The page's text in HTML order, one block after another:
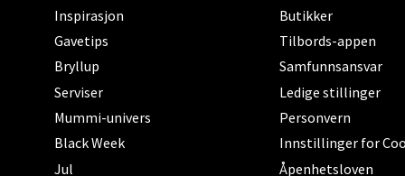
Inspirasjon
Gavetips
Bryllup
Serviser
Mummi-univers
Black Week
Jul
Butikker
Tilbords-appen
Samfunnsansvar
Ledige stillinger
Personvern
Innstillinger for
ÅpenhetslovenÅpent i